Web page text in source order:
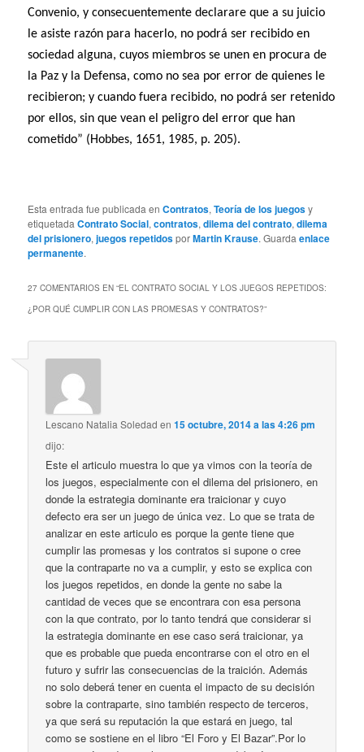
Convenio, y consecuentemente declarare que a su juicio
le asiste razón para hacerlo, no podrá ser recibido en
sociedad alguna, cuyos miembros se unen en procura de
la Paz y la Defensa, como no sea por error de quienes le
recibieron; y cuando fuera recibido, no podrá ser retenido
por ellos, sin que vean el peligro del error que han
cometido” (Hobbes, 1651, 1985, p. 205).
Esta entrada fue publicada enContratos,Teoría de los juegosy
etiquetadaContrato Social,contratos,dilema del contrato,dilema
del prisionero,juegos repetidosporMartin Krause. Guardaenlace
permanente.
27 COMENTARIOS EN “EL CONTRATO SOCIAL Y LOS JUEGOS REPETIDOS:
¿POR QUÉ CUMPLIR CON LAS PROMESAS Y CONTRATOS?”
Lescano Natalia Soledad en15 octubre, 2014 a las 4:26 pm
dijo:
Este el articulo muestra lo que ya vimos con la teoría de
los juegos, especialmente con el dilema del prisionero, en
donde la estrategia dominante era traicionar y cuyo
defecto era ser un juego de única vez. Lo que se trata de
analizar en este articulo es porque la gente tiene que
cumplir las promesas y los contratos si supone o cree
que la contraparte no va a cumplir, y esto se explica con
los juegos repetidos, en donde la gente no sabe la
cantidad de veces que se encontrara con esa persona
con la que contrato, por lo tanto tendrá que considerar si
la estrategia dominante en ese caso será traicionar, ya
que es probable que pueda encontrarse con el otro en el
futuro y sufrir las consecuencias de la traición. Además
no solo deberá tener en cuenta el impacto de su decisión
sobre la contraparte, sino también respecto de terceros,
ya que será su reputación la que estará en juego, tal
como se sostiene en el libro “El Foro y El Bazar”.Por lo